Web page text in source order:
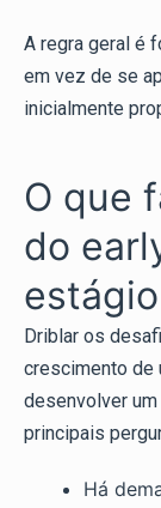
A regra geral é
em vez de se
inicialmente
O que
do
Driblar os
crescimento de
desenvolver
principais
Há